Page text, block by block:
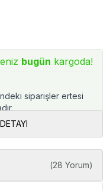
bugün kargoda!
siparişler ertesi
(28 Yorum)